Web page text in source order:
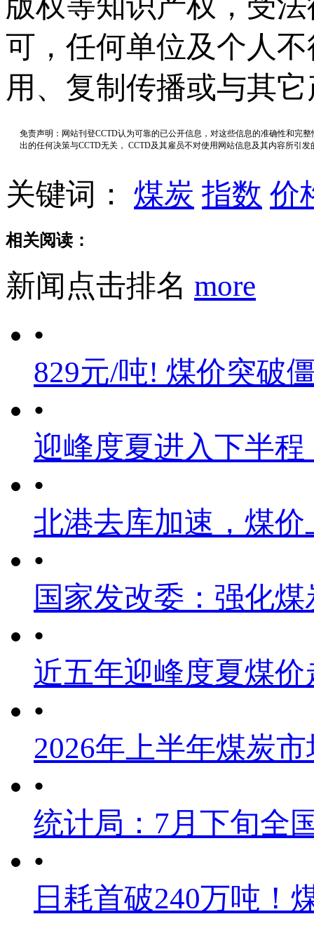
可，任何单位及个人
用、复制传播或与其
免责声明：网站刊登CCTD认为可靠的已公开信息，对这些信息的准确性和完
出的任何决策与CCTD无关， CCTD及其雇员不对使用网站信息及其内容所引
关键词： 煤炭 指数 价
相关阅读：
新闻点击排名 more
•
829元/吨! 煤价突破
•
迎峰度夏进入下半
•
北港去库加速，煤
•
国家发改委：强化
•
近五年迎峰度夏煤价
•
2026年上半年煤炭
•
统计局：7月下旬全
•
日耗首破240万吨！